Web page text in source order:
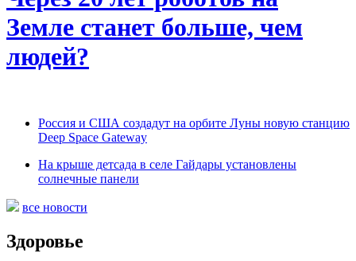
Земле станет больше, чем
людей?
Россия и США создадут на орбите Луны новую станцию
Deep Space Gateway
На крыше детсада в селе Гайдары установлены
солнечные панели
все новости
Здоровье